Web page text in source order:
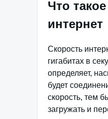
Что
интернет
Скорость
гигабитах в
определяет,
будет
скорость, тем
загружать и